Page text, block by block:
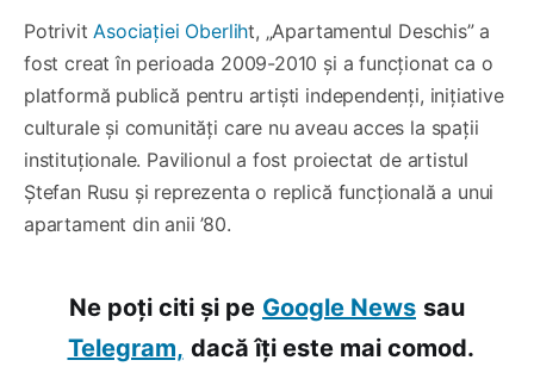
PotrivitAsociației Oberliht, „Apartamentul Deschis” a
fost creat în perioada 2009-2010 și a funcționat ca o
platformă publică pentru artiști independenți, inițiative
culturale și comunități care nu aveau acces la spații
instituționale. Pavilionul a fost proiectat de artistul
Ștefan Rusu și reprezenta o replică funcțională a unui
apartament din anii ’80.
Ne poți citi și pe Google News sau
Telegram, dacă îți este mai comod.